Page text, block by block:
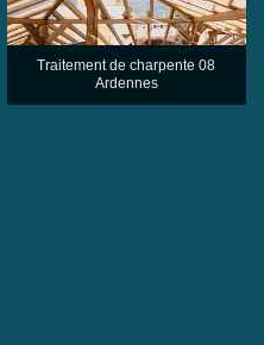
Traitement de charpente 08
Ardennes